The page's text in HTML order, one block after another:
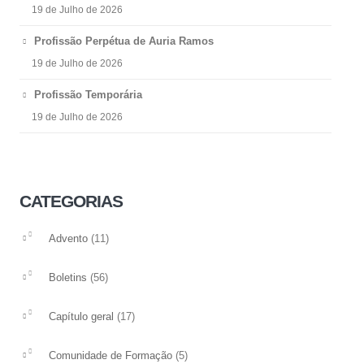
19 de Julho de 2026
Profissão Perpétua de Auria Ramos
19 de Julho de 2026
Profissão Temporária
19 de Julho de 2026
CATEGORIAS
Advento (11)
Boletins (56)
Capítulo geral (17)
Comunidade de Formação (5)